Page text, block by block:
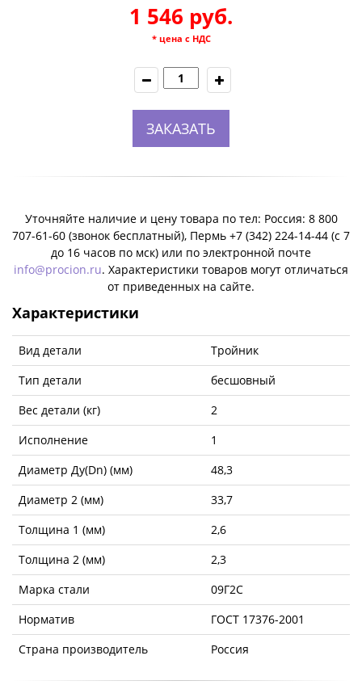
1 546 руб.
* цена с НДС
ЗАКАЗАТЬ
Уточняйте наличие и цену товара по тел: Россия: 8 800
707-61-60 (звонок бесплатный), Пермь +7 (342) 224-14-44 (c 7
до 16 часов по мск) или по электронной почте
info@procion.ru. Характеристики товаров могут отличаться
от приведенных на сайте.
Характеристики
Вид детали
Тройник
Тип детали
бесшовный
Вес детали (кг)
2
Исполнение
1
Диаметр Ду(Dn) (мм)
48,3
Диаметр 2 (мм)
33,7
Толщина 1 (мм)
2,6
Толщина 2 (мм)
2,3
Марка стали
09Г2С
Норматив
ГОСТ 17376-2001
Страна производитель
Россия